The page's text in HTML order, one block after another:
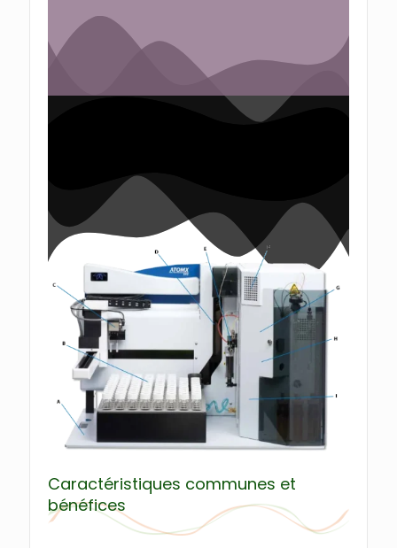
Caractéristiques communes et
bénéfices